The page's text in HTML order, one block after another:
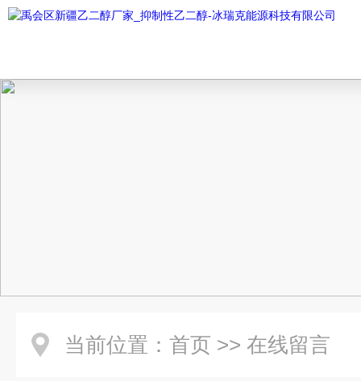
当前位置： 首页 >> 在线留言